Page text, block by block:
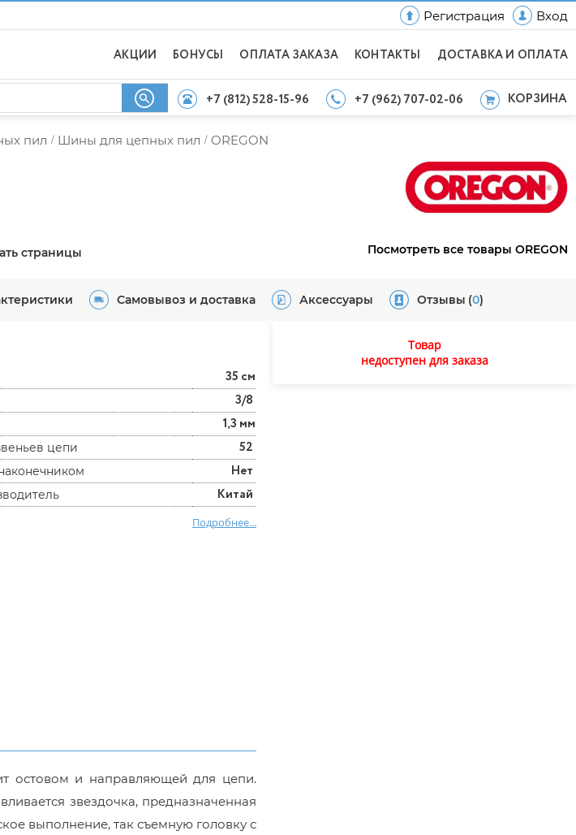
Регистрация Вход
АКЦИИ БОНУСЫ ОПЛАТА ЗАКАЗА КОНТАКТЫ ДОСТАВКА И ОПЛАТА
+7 (812) 528-15-96 +7 (962) 707-02-06 КОРЗИНА
пил / Шины для цепных пил / OREGON
страницы Посмотреть все товары OREGON
Самовывоз и доставка Аксессуары Отзывы (0)
35 см
3/8
1,3 мм
цепи 52
Нет
Китай
Подробнее...
остовом и направляющей для цепи.
звездочка, предназначенная
выполнение, так съемную головку с
Товар
недоступен для заказа